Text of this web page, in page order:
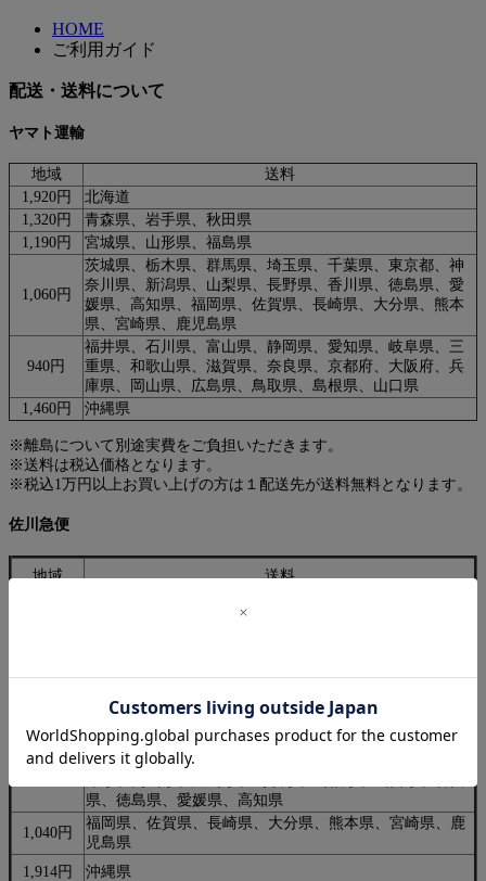
HOME
ご利用ガイド
配送・送料について
ヤマト運輸
地域
送料
1,920円
北海道
1,320円
青森県、岩手県、秋田県
1,190円
宮城県、山形県、福島県
1,060円
茨城県、栃木県、群馬県、埼玉県、千葉県、東京都、神
奈川県、新潟県、山梨県、長野県、香川県、徳島県、愛
媛県、高知県、福岡県、佐賀県、長崎県、大分県、熊本
県、宮崎県、鹿児島県
940円
福井県、石川県、富山県、静岡県、愛知県、岐阜県、三
重県、和歌山県、滋賀県、奈良県、京都府、大阪府、兵
庫県、岡山県、広島県、鳥取県、島根県、山口県
1,460円
沖縄県
※離島について別途実費をご負担いただきます。
※送料は税込価格となります。
※税込1万円以上お買い上げの方は１配送先が送料無料となります。
佐川急便
地域
送料
茨城県、栃木県、群馬県、埼玉県、千葉県、東京都、神
奈川県、新潟県、山梨県、長野県
福井県、石川県、富山県、静岡県、愛知県、岐阜県、三
重県、和歌山県、滋賀県、奈良県、京都府、大阪府、兵
県、徳島県、愛媛県、高知県
1,040円
福岡県、佐賀県、長崎県、大分県、熊本県、宮崎県、鹿
児島県
1,914円
沖縄県